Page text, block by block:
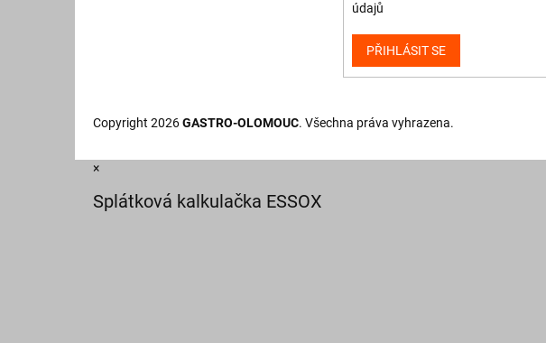
údajů
PŘIHLÁSIT SE
Copyright 2026GASTRO-OLOMOUC. Všechna práva vyhrazena.
×
Splátková kalkulačka ESSOX